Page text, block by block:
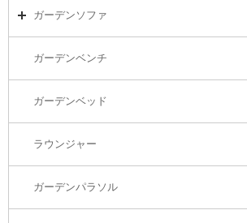
ラウンジ・ベッド
コーヒーテーブル
カウンター・バーテーブル
ガーデンチェアーTOP
カウンター・バーチェアー
ガーデンソファ
ガーデンソファTOP
3Sソファ
ガーデンベンチ
ガーデンベッド
ラウンジャー
ガーデンパラソル